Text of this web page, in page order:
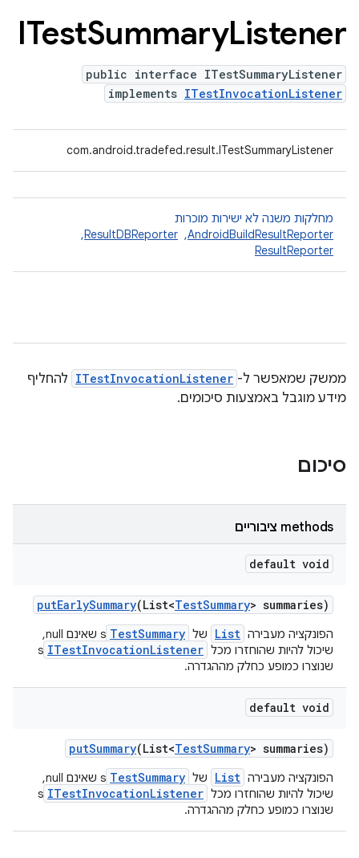
ITestSummaryListener
public interface ITestSummaryListener
implements ITestInvocationListener
com.android.tradefed.result.ITestSummaryListener
מחלקות משנה לא ישירות מוכרות
AndroidBuildResultReporter
, ‏
ResultDBReporter
, ‏
ResultReporter
ממשק שמאפשר ל- ITestInvocationListener להחליף
מידע מוגבל באמצעות סיכומים.
סיכום
‫methods ציבוריים
default void
putEarlySummary(List<TestSummary> summaries)
הפונקציה מעבירה List של TestSummary
s שאינם null,
שיכול להיות שהוחזרו מכל ITestInvocationListener
s
שנוצרו כמופע כחלק מההגדרה.
default void
putSummary(List<TestSummary> summaries)
הפונקציה מעבירה List של TestSummary
s שאינם null,
שיכול להיות שהוחזרו מכל ITestInvocationListener
s
שנוצרו כמופע כחלק מההגדרה.